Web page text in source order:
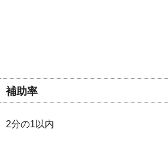
補助率
2分の1以内